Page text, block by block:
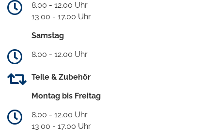
8.00 - 12.00 Uhr
13.00 - 17.00 Uhr
Samstag
8.00 - 12.00 Uhr
Teile & Zubehör
Montag bis Freitag
8.00 - 12.00 Uhr
13.00 - 17.00 Uhr